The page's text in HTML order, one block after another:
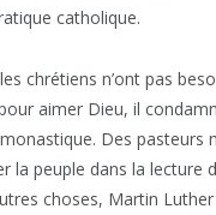
catholique.
chrétiens n’ont pas
aimer Dieu, il
Des pasteurs
la peuple dans la lecture
choses, Martin